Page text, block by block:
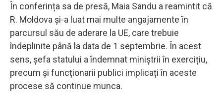
În conferința sa de presă, Maia Sandu a reamintit că
R. Moldova și-a luat mai multe angajamente în
parcursul său de aderare la UE, care trebuie
îndeplinite până la data de 1 septembrie. În acest
sens, șefa statului a îndemnat miniștrii în exercițiu,
precum și funcționarii publici implicați în aceste
procese să continue munca.